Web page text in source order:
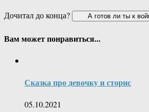
Дочитал до конца?
Вам может понравиться...
Сказка про девочку и сторис
05.10.2021